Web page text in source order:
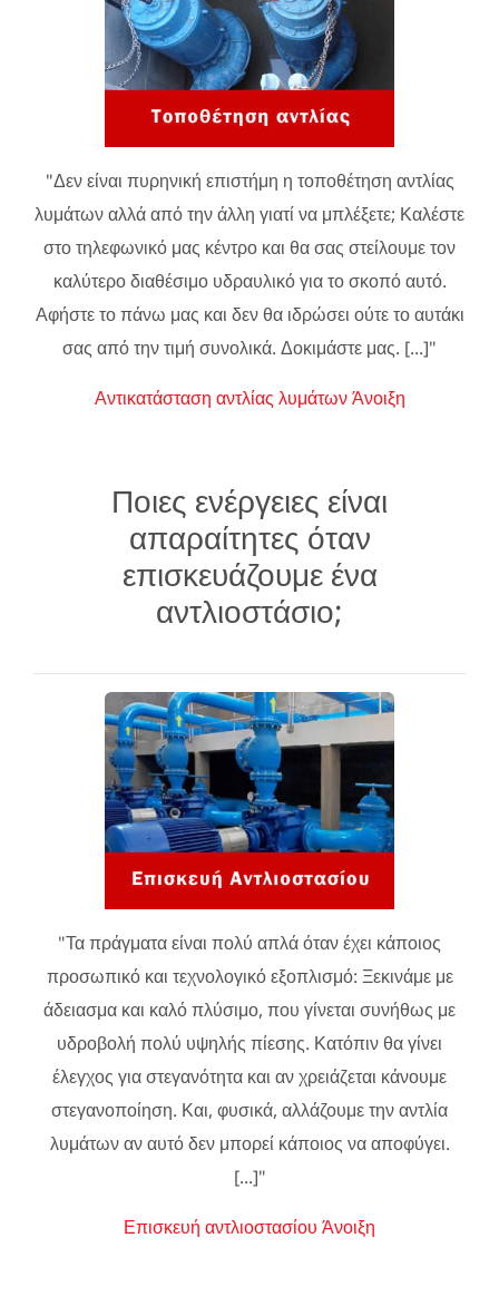
"Δεν είναι πυρηνική επιστήμη η τοποθέτηση αντλίας
λυμάτων αλλά από την άλλη γιατί να μπλέξετε; Καλέστε
στο τηλεφωνικό μας κέντρο και θα σας στείλουμε τον
καλύτερο διαθέσιμο υδραυλικό για το σκοπό αυτό.
Αφήστε το πάνω μας και δεν θα ιδρώσει ούτε το αυτάκι
σας από την τιμή συνολικά. Δοκιμάστε μας. [...]"
Αντικατάσταση αντλίας λυμάτων Άνοιξη
Ποιες ενέργειες είναι
απαραίτητες όταν
επισκευάζουμε ένα
αντλιοστάσιο;
"Τα πράγματα είναι πολύ απλά όταν έχει κάποιος
προσωπικό και τεχνολογικό εξοπλισμό: Ξεκινάμε με
άδειασμα και καλό πλύσιμο, που γίνεται συνήθως με
υδροβολή πολύ υψηλής πίεσης. Κατόπιν θα γίνει
έλεγχος για στεγανότητα και αν χρειάζεται κάνουμε
στεγανοποίηση. Και, φυσικά, αλλάζουμε την αντλία
λυμάτων αν αυτό δεν μπορεί κάποιος να αποφύγει.
[...]"
Επισκευή αντλιοστασίου Άνοιξη